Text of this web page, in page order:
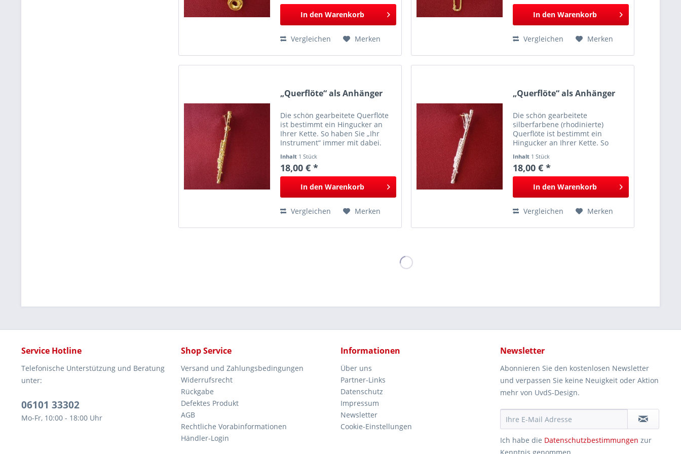
In den Warenkorb
Vergleichen Merken
In den Warenkorb
Vergleichen Merken
„Querflöte“ als Anhänger
Die schön gearbeitete Querflöte
ist bestimmt ein Hingucker an
Ihrer Kette. So haben Sie „Ihr
Instrument“ immer mit dabei.
Inhalt 1 Stück
18,00 € *
In den Warenkorb
Vergleichen Merken
„Querflöte“ als Anhänger
Die schön gearbeitete
silberfarbene (rhodinierte)
Querflöte ist bestimmt ein
Hingucker an Ihrer Kette. So
mit dabei.
Inhalt 1 Stück
18,00 € *
In den Warenkorb
Vergleichen Merken
Service Hotline
Telefonische Unterstützung und Beratung
unter:
06101 33302
Mo-Fr, 10:00 - 18:00 Uhr
Shop Service
Versand und Zahlungsbedingungen
Widerrufsrecht
Rückgabe
Defektes Produkt
AGB
Rechtliche Vorabinformationen
Händler-Login
Informationen
Über uns
Partner-Links
Datenschutz
Impressum
Newsletter
Cookie-Einstellungen
Newsletter
Abonnieren Sie den kostenlosen Newsletter
und verpassen Sie keine Neuigkeit oder Aktion
mehr von UvdS-Design.
Ich habe die Datenschutzbestimmungen zur